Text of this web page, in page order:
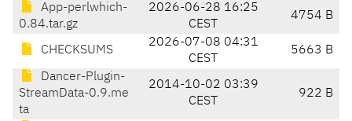
App-perlwhich-
0.84.tar.gz
2026-06-28 16:25
CEST
4754 B
CHECKSUMS
2026-07-08 04:31
CEST
5663 B
Dancer-Plugin-
StreamData-0.9.me
ta
2014-10-02 03:39
CEST
922 B